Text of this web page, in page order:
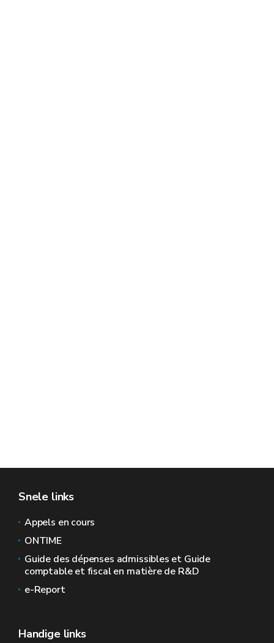
Snele links
Appels en cours
ONTIME
Guide des dépenses admissibles et Guide
comptable et fiscal en matière de R&D
e-Report
Handige links